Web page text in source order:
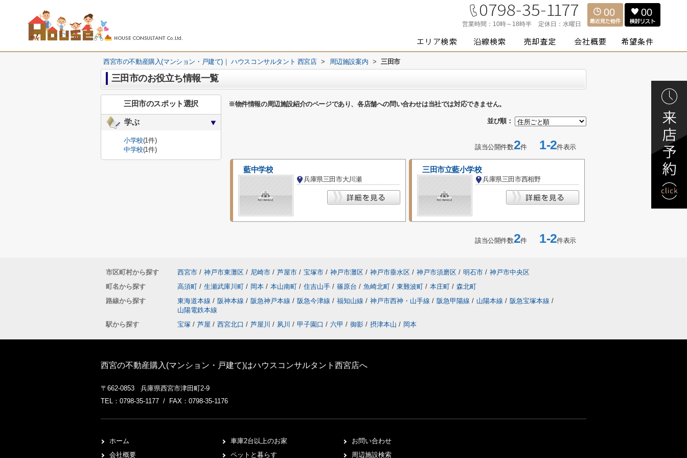
営業時間： 10時～18時半 定休日： 水曜日
00 00
西宮市の不動産購入(マンション・戸建て)｜ ハウスコンサルタント 西宮店 > 周辺施設案内 > 三田市
三田市のお役立ち情報一覧
※物件情報の周辺施設紹介のページであり、各店舗への問い合わせは当社では対応できません。
並び順：
該当公開件数2件1-2件表示
藍中学校
兵庫県三田市大川瀬
三田市立藍小学校
兵庫県三田市西相野
該当公開件数2件1-2件表示
三田市のスポット選択
学ぶ
小学校(1件)
中学校(1件)
市区町村から探す 西宮市 / 神戸市東灘区 / 尼崎市 / 芦屋市 / 宝塚市 / 神戸市灘区 / 神戸市垂水区 / 神戸市須磨区 / 明石市 / 神戸市中央区
町名から探す
高須町 / 生瀬武庫川町 / 岡本 / 本山南町 / 住吉山手 / 篠原台 / 魚崎北町 / 東難波町 / 本庄町 / 森北町
路線から探す
東海道本線 / 阪神本線 / 阪急神戸本線 / 阪急今津線 / 福知山線 / 神戸市西神・山手線 / 阪急甲陽線 / 山陽本線 / 阪急宝塚本線 /
山陽電鉄本線
駅から探す
宝塚 / 芦屋 / 西宮北口 / 芦屋川 / 夙川 / 甲子園口 / 六甲 / 御影 / 摂津本山 / 岡本
西宮の不動産購入(マンション・戸建て)はハウスコンサルタント西宮店へ
〒662-0853 兵庫県西宮市津田町2-9
TEL：0798-35-1177 / FAX：0798-35-1176
ホーム
会社概要
車庫2台以上のお家
ペットと暮らす
お問い合わせ
周辺施設検索